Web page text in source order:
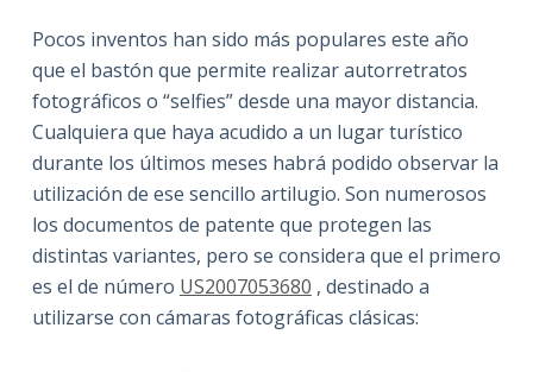
­­­­Pocos inventos han sido más populares este año
que el bastón que permite realizar autorretratos
fotográficos o “selfies” desde una mayor distancia.
Cualquiera que haya acudido a un lugar turístico
durante los últimos meses habrá podido observar la
utilización de ese sencillo artilugio. Son numerosos
los documentos de patente que protegen las
distintas variantes, pero se considera que el primero
es el de número US2007053680 , destinado a
utilizarse con cámaras fotográficas clásicas: